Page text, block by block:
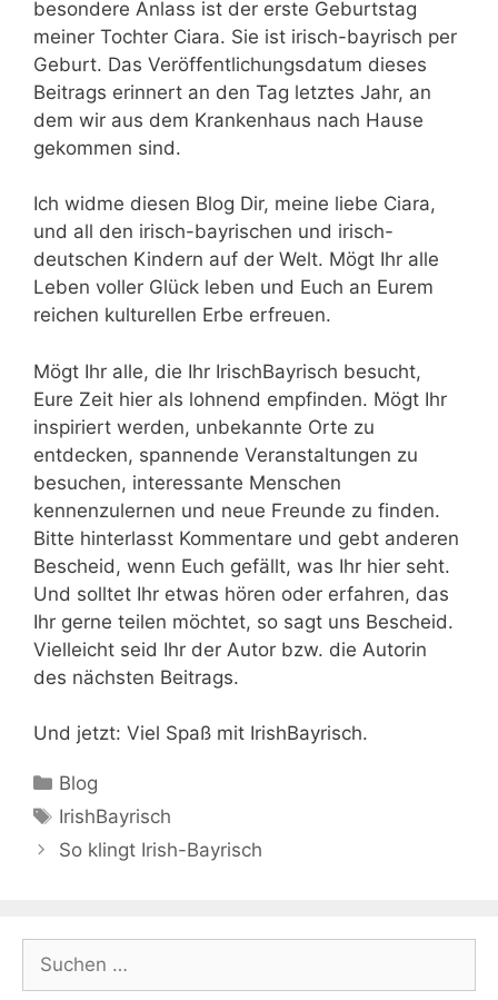
besondere Anlass ist der erste Geburtstag
meiner Tochter Ciara. Sie ist irisch-bayrisch per
Geburt. Das Veröffentlichungsdatum dieses
Beitrags erinnert an den Tag letztes Jahr, an
dem wir aus dem Krankenhaus nach Hause
gekommen sind.
Ich widme diesen Blog Dir, meine liebe Ciara,
und all den irisch-bayrischen und irisch-
deutschen Kindern auf der Welt. Mögt Ihr alle
Leben voller Glück leben und Euch an Eurem
reichen kulturellen Erbe erfreuen.
Mögt Ihr alle, die Ihr IrischBayrisch besucht,
Eure Zeit hier als lohnend empfinden. Mögt Ihr
inspiriert werden, unbekannte Orte zu
entdecken, spannende Veranstaltungen zu
besuchen, interessante Menschen
kennenzulernen und neue Freunde zu finden.
Bitte hinterlasst Kommentare und gebt anderen
Bescheid, wenn Euch gefällt, was Ihr hier seht.
Und solltet Ihr etwas hören oder erfahren, das
Ihr gerne teilen möchtet, so sagt uns Bescheid.
Vielleicht seid Ihr der Autor bzw. die Autorin
des nächsten Beitrags.
Und jetzt: Viel Spaß mit IrishBayrisch.
Kategorien
Blog
Schlagwörter
IrishBayrisch
So klingt Irish-Bayrisch
Suchen
nach: